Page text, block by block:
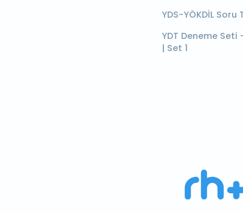
YDS-YÖKDİL Soru
YDT Deneme Seti
| Set 1